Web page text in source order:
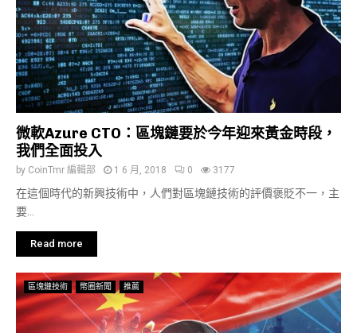
微軟Azure CTO：區塊鏈要於今年迎來黃金時段，
我們全面投入
by CoinTmr 編輯部 1 6 月, 2018 0 3177
在這個時代的新興技術中，人們對區塊鏈技術的評價褒貶不一，主
要...
Read more
區塊鏈技術 幣圈新聞 推薦